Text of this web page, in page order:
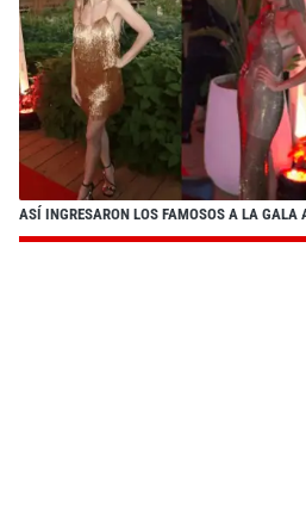
ASÍ INGRESARON LOS FAMOSOS A LA GALA